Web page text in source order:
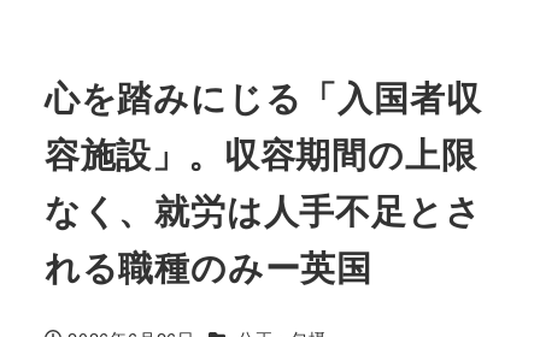
心を踏みにじる「入国者収
容施設」。収容期間の上限
なく、就労は人手不足とさ
れる職種のみー英国